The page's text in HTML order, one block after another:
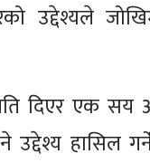
उद्देश्यले
दिएर एक सय
उद्देश्य हासिल